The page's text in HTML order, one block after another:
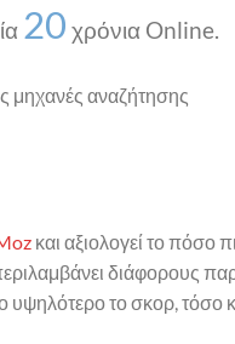
20 χρόνια Online.
μηχανές αναζήτησης
και αξιολογεί το πόσο
διάφορους
το σκορ, τόσο